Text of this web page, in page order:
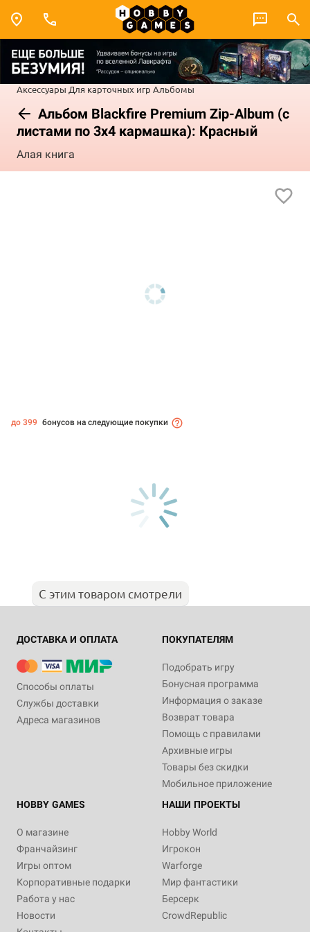
Аксессуары Для карточных игр Альбомы
Альбом Blackfire Premium Zip-Album (с
листами по 3х4 кармашка): Красный
Алая книга
до 399 бонусов на следующие покупки
С этим товаром смотрели
ДОСТАВКА И ОПЛАТА
Способы оплаты
Службы доставки
Адреса магазинов
ПОКУПАТЕЛЯМ
Подобрать игру
Бонусная программа
Информация о заказе
Возврат товара
Помощь с правилами
Архивные игры
Товары без скидки
Мобильное приложение
HOBBY GAMES
О магазине
Франчайзинг
Игры оптом
Корпоративные подарки
Работа у нас
Новости
НАШИ ПРОЕКТЫ
Hobby World
Игрокон
Warforge
Мир фантастики
Берсерк
CrowdRepublic